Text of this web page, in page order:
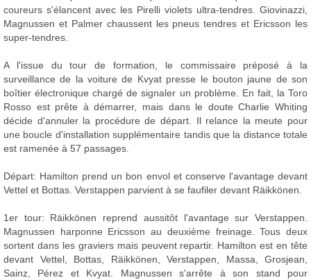
coureurs s'élancent avec les Pirelli violets ultra-tendres. Giovinazzi,
Magnussen et Palmer chaussent les pneus tendres et Ericsson les
super-tendres.
A l'issue du tour de formation, le commissaire préposé à la
surveillance de la voiture de Kvyat presse le bouton jaune de son
boîtier électronique chargé de signaler un problème. En fait, la Toro
Rosso est prête à démarrer, mais dans le doute Charlie Whiting
décide d'annuler la procédure de départ. Il relance la meute pour
une boucle d'installation supplémentaire tandis que la distance totale
est ramenée à 57 passages.
Départ: Hamilton prend un bon envol et conserve l'avantage devant
Vettel et Bottas. Verstappen parvient à se faufiler devant Räikkönen.
1er tour: Räikkönen reprend aussitôt l'avantage sur Verstappen.
Magnussen harponne Ericsson au deuxième freinage. Tous deux
sortent dans les graviers mais peuvent repartir. Hamilton est en tête
devant Vettel, Bottas, Räikkönen, Verstappen, Massa, Grosjean,
Sainz, Pérez et Kvyat. Magnussen s'arrête à son stand pour